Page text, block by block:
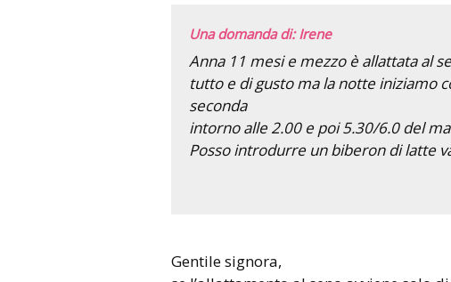
Una domanda di: Irene
Anna 11 mesi e mezzo è allattata al
tutto e di gusto ma la notte iniziamo
seconda
intorno alle 2.00 e poi 5.30/6.0 del
Posso introdurre un biberon di latte
Gentile signora,